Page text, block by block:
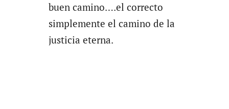
buen camino….el correcto
simplemente el camino de la
justicia eterna.